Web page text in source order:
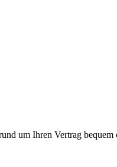
um Ihren Vertrag bequem